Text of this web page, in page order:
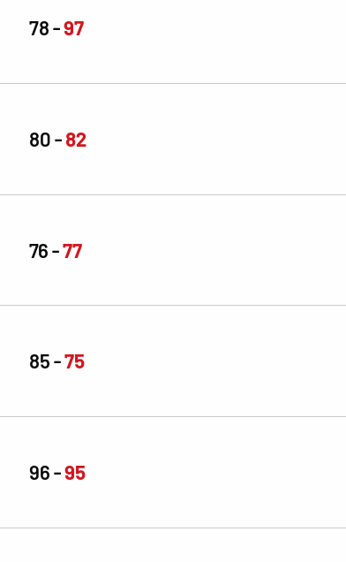
78 97
80 82
76 77
85 75
96 95